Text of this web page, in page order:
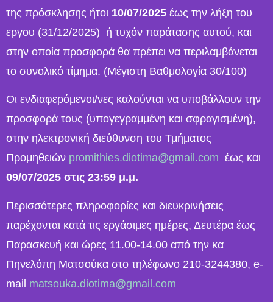
της πρόσκλησης ήτοι 10/07/2025 έως την λήξη του
εργου (31/12/2025) ή τυχόν παράτασης αυτού, και
στην οποία προσφορά θα πρέπει να περιλαμβάνεται
το συνολικό τίμημα. (Μέγιστη Βαθμολογία 30/100)
Οι ενδιαφερόμενοι/νες καλούνται να υποβάλλουν την
προσφορά τους (υπογεγραμμένη και σφραγισμένη),
στην ηλεκτρονική διεύθυνση του Τμήματος
Προμηθειών promithies.diotima@gmail.com έως και
09/07/2025 στις 23:59 μ.μ.
Περισσότερες πληροφορίες και διευκρινήσεις
παρέχονται κατά τις εργάσιμες ημέρες, Δευτέρα έως
Παρασκευή και ώρες 11.00-14.00 από την κα
Πηνελόπη Ματσούκα στο τηλέφωνο 210-3244380, e-
mail matsouka.diotima@gmail.com